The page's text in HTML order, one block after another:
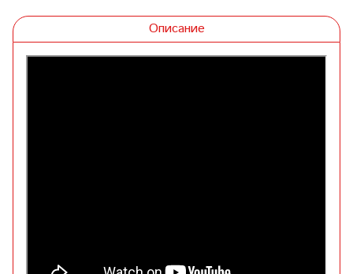
Описание